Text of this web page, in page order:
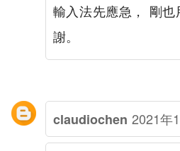
輸入法先應急， 剛
謝。
claudiochen 2021年